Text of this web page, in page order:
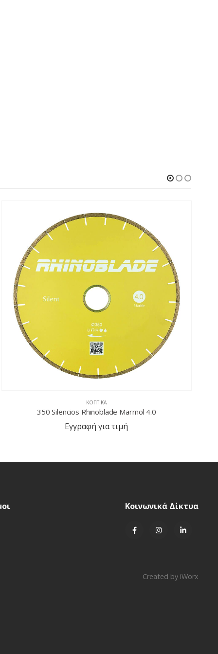
ΚΟΠΤΙΚΆ
350 Silencios Rhinoblade Marmol 4.0
Εγγραφή για τιμή
Κοινωνικά Δίκτυα
Created by iWorx